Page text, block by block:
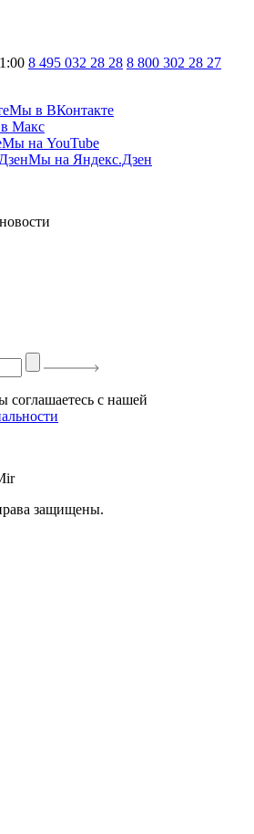
8 495 032 28 28 8 800 302 28 27
Мы в ВКонтакте
Макс
Мы на YouTube
Мы на Яндекс.Дзен
соглашаетесь с нашей
защищены.